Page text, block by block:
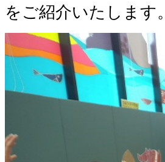
をご紹介いたします。